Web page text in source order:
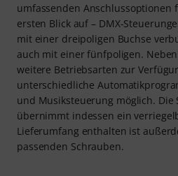
umfassenden Anschlussoptionen
ersten Blick auf – DMX-
mit einer dreipoligen Buchse
auch mit einer fünfpoligen.
weitere Betriebsarten zur
unterschiedliche
und Musiksteuerung möglich. Die
übernimmt indessen ein
Lieferumfang enthalten ist
passenden Schrauben.